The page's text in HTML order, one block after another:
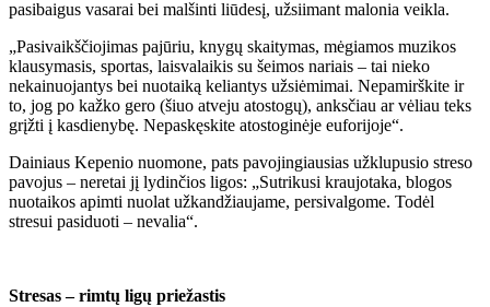
pasibaigus vasarai bei malšinti liūdesį, užsiimant malonia veikla.
„Pasivaikščiojimas pajūriu, knygų skaitymas, mėgiamos muzikos
klausymasis, sportas, laisvalaikis su šeimos nariais – tai nieko
nekainuojantys bei nuotaiką keliantys užsiėmimai. Nepamirškite ir
to, jog po kažko gero (šiuo atveju atostogų), anksčiau ar vėliau teks
grįžti į kasdienybę. Nepaskęskite atostoginėje euforijoje“.
Dainiaus Kepenio nuomone, pats pavojingiausias užklupusio streso
pavojus – neretai jį lydinčios ligos: „Sutrikusi kraujotaka, blogos
nuotaikos apimti nuolat užkandžiaujame, persivalgome. Todėl
stresui pasiduoti – nevalia“.
Stresas – rimtų ligų priežastis